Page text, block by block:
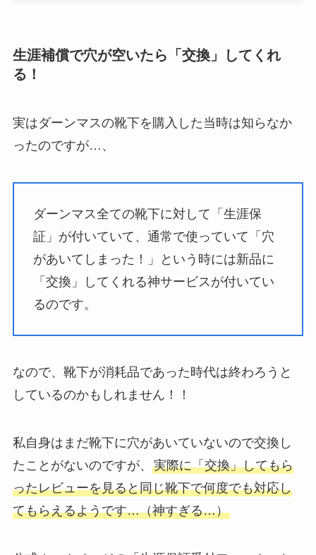
生涯補償で穴が空いたら「交換」してくれ
る！
実はダーンマスの靴下を購入した当時は知らなか
ったのですが…、
ダーンマス全ての靴下に対して「生涯保
証」が付いていて、通常で使っていて「穴
があいてしまった！」という時には新品に
「交換」してくれる神サービスが付いてい
るのです。
なので、靴下が消耗品であった時代は終わろうと
しているのかもしれません！！
私自身はまだ靴下に穴があいていないので交換し
たことがないのですが、 実際に「交換」してもら
ったレビューを見ると同じ靴下で何度でも対応し
てもらえるようです…（神すぎる…）